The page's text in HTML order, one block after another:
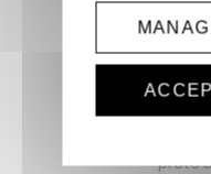
Optez
prête